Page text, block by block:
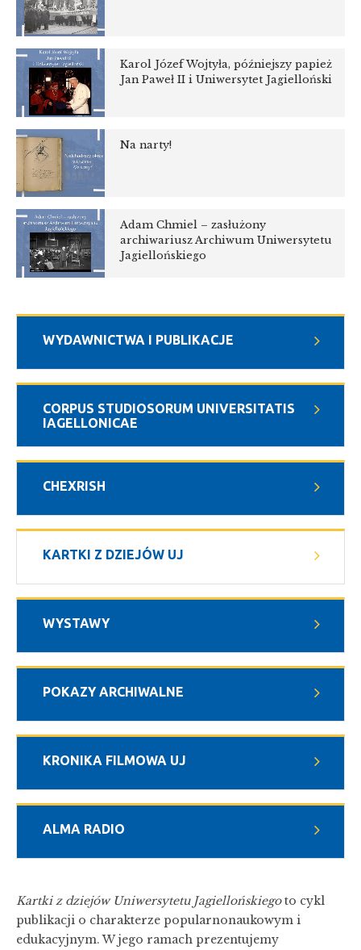
WYDAWNICTWA I PUBLIKACJE
CORPUS STUDIOSORUM UNIVERSITATIS
IAGELLONICAE
CHEXRISH
KARTKI Z DZIEJÓW UJ
WYSTAWY
POKAZY ARCHIWALNE
KRONIKA FILMOWA UJ
ALMA RADIO
Kartki z dziejów Uniwersytetu Jagiellońskiego to cykl
publikacji o charakterze popularnonaukowym i
edukacyjnym. W jego ramach prezentujemy
Karol Józef Wojtyła, późniejszy papież
Jan Paweł II i Uniwersytet Jagielloński
Na narty!
Adam Chmiel – zasłużony
archiwariusz Archiwum Uniwersytetu
Jagiellońskiego